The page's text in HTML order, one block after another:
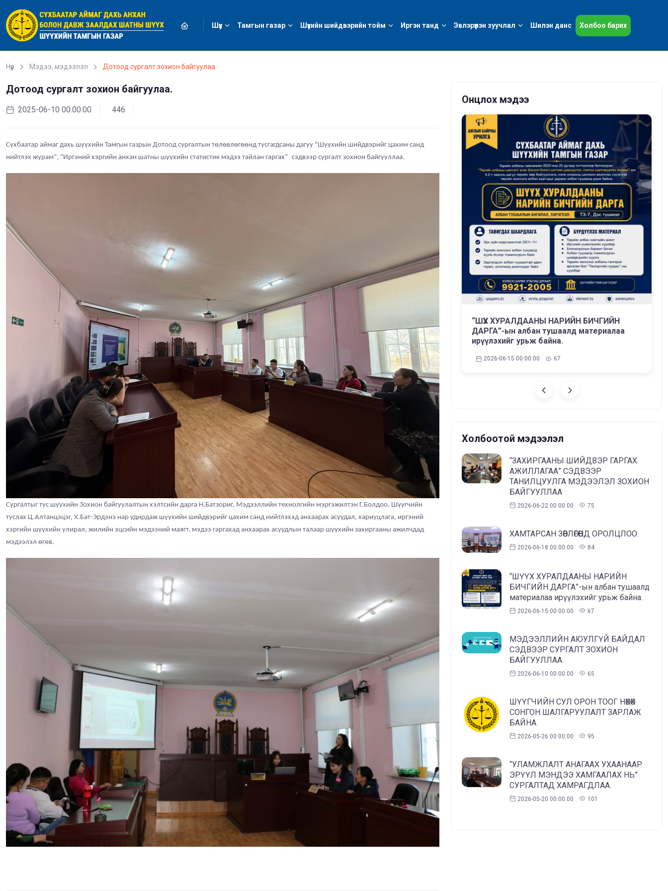
Шүүх Тамгын газар Шүүхийн шийдвэрийн тойм Иргэн танд Эвлэрүүлэн зуучлал Шилэн данс Холбоо барих
Нүүр Мэдээ, мэдээлэл Дотоод сургалт зохион байгуулаа.
Дотоод сургалт зохион байгуулаа.
2025-06-10 00:00:00 446
Сүхбаатар аймаг дахь шүүхийн Тамгын газрын Дотоод сургалтын төлөвлөгөөнд тусгагдсаны дагуу "Шүүхийн шийдвэрийг цахим санд
нийтлэх журам", "Иргэний хэргийн анхан шатны шүүхийн статистик мэдээ тайлан гаргах” сэдвээр сургалт зохион байгууллаа.
Сургалтыг тус шүүхийн Зохион байгуулалтын хэлтсийн дарга Н.Батзориг, Мэдээллийн технолгийн мэргэжилтэн Г.Болдоо, Шүүгчийн
туслах Ц.Алтанцэцэг, Х.Бат-Эрдэнэ нар удирдаж шүүхийн шийдвэрийг цахим санд нийтлэхэд анхаарах асуудал, хариуцлага, иргэний
хэргийн шүүхийн улирал, жилийн эцсийн мэдээний маягт, мэдээ гаргахад анхаарах асуудлын талаар шүүхийн захиргааны ажилчдад
мэдээлэл өгөв.
Онцлох мэдээ
“ШҮҮХ ХУРАЛДААНЫ НАРИЙН БИЧГИЙН
ДАРГА”-ын албан тушаалд материалаа
ирүүлэхийг урьж байна.
2026-06-15 00:00:00 67
Холбоотой мэдээлэл
“ЗАХИРГААНЫ ШИЙДВЭР ГАРГАХ
АЖИЛЛАГАА” СЭДВЭЭР
ТАНИЛЦУУЛГА МЭДЭЭЛЭЛ ЗОХИОН
БАЙГУУЛЛАА
2026-06-22 00:00:00 75
ХАМТАРСАН ЗӨВЛӨГӨӨНД ОРОЛЦЛОО.
2026-06-18 00:00:00 84
“ШҮҮХ ХУРАЛДААНЫ НАРИЙН
БИЧГИЙН ДАРГА”-ын албан тушаалд
материалаа ирүүлэхийг урьж байна.
2026-06-15 00:00:00 67
МЭДЭЭЛЛИЙН АЮУЛГҮЙ БАЙДАЛ
СЭДВЭЭР СУРГАЛТ ЗОХИОН
БАЙГУУЛЛАА.
2026-06-10 00:00:00 65
ШҮҮГЧИЙН СУЛ ОРОН ТООГ НӨХӨХ
СОНГОН ШАЛГАРУУЛАЛТ ЗАРЛАЖ
БАЙНА.
2026-05-26 00:00:00 95
“УЛАМЖЛАЛТ АНАГААХ УХААНААР
ЭРҮҮЛ МЭНДЭЭ ХАМГААЛАХ НЬ”
СУРГАЛТАД ХАМРАГДЛАА.
2026-05-20 00:00:00 101